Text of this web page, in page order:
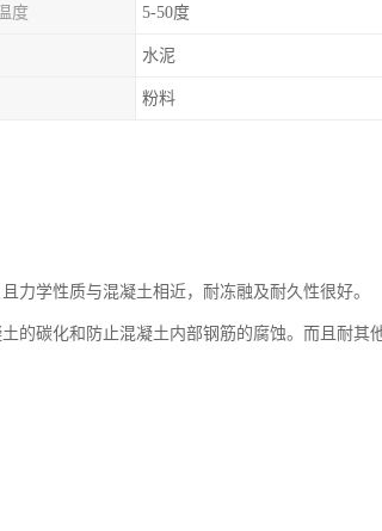
度 5-50度
水泥
粉料
力学性质与混凝土相近，耐冻融及耐久性很好。
的碳化和防止混凝土内部钢筋的腐蚀。而且耐其